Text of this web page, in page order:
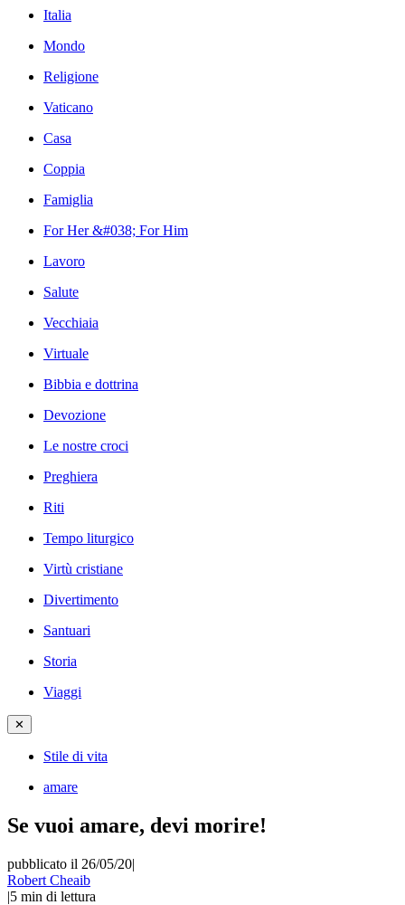
Italia
Mondo
Religione
Vaticano
Casa
Coppia
Famiglia
For Her &#038; For Him
Lavoro
Salute
Vecchiaia
Virtuale
Bibbia e dottrina
Devozione
Le nostre croci
Preghiera
Riti
Tempo liturgico
Virtù cristiane
Divertimento
Santuari
Storia
Viaggi
✕
Stile di vita
amare
Se vuoi amare, devi morire!
pubblicato il 26/05/20|
Robert Cheaib
|5 min di lettura